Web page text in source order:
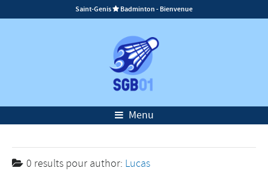
Saint-Genis Badminton - Bienvenue
Menu
0 results pour author: Lucas